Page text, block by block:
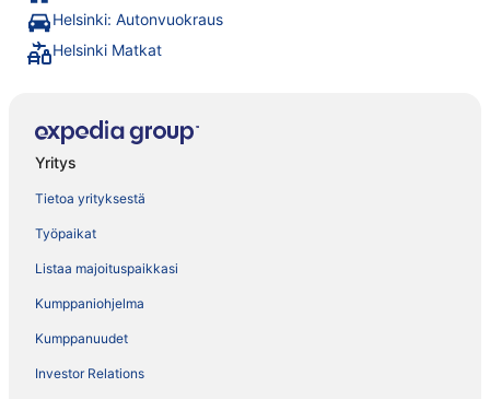
Helsinki: Autonvuokraus
Helsinki Matkat
Yritys
Tietoa yrityksestä
Työpaikat
Listaa majoituspaikkasi
Kumppaniohjelma
Kumppanuudet
Investor Relations